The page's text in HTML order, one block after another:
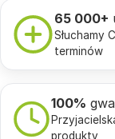
65 000+
Słuchamy
terminów
100%
produkty